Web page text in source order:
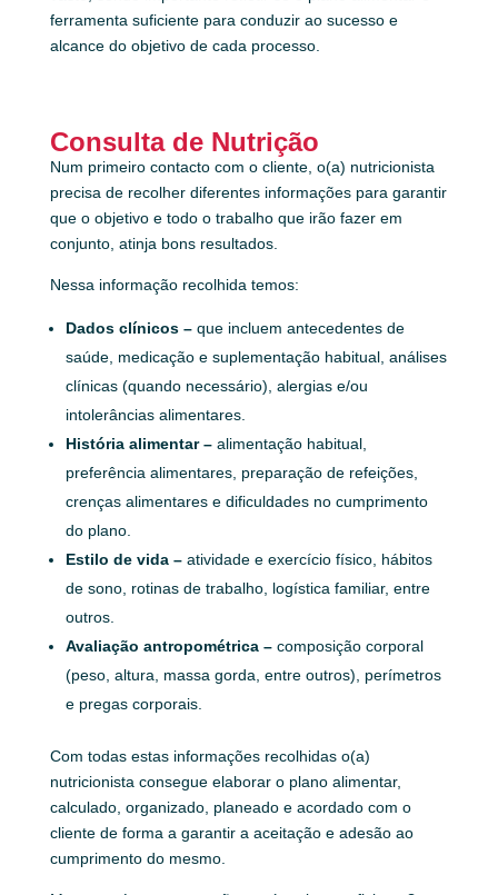
ferramenta suficiente para conduzir ao sucesso e
alcance do objetivo de cada processo.
Consulta de Nutrição
Num primeiro contacto com o cliente, o(a) nutricionista
precisa de recolher diferentes informações para garantir
que o objetivo e todo o trabalho que irão fazer em
conjunto, atinja bons resultados.
Nessa informação recolhida temos:
Dados clínicos –que incluem antecedentes de
saúde, medicação e suplementação habitual, análises
clínicas (quando necessário), alergias e/ou
intolerâncias alimentares.
História alimentar –alimentação habitual,
preferência alimentares, preparação de refeições,
crenças alimentares e dificuldades no cumprimento
do plano.
Estilo de vida –atividade e exercício físico, hábitos
de sono, rotinas de trabalho, logística familiar, entre
outros.
Avaliação antropométrica –composição corporal
(peso, altura, massa gorda, entre outros), perímetros
e pregas corporais.
Com todas estas informações recolhidas o(a)
nutricionista consegue elaborar o plano alimentar,
calculado, organizado, planeado e acordado com o
cliente de forma a garantir a aceitação e adesão ao
cumprimento do mesmo.